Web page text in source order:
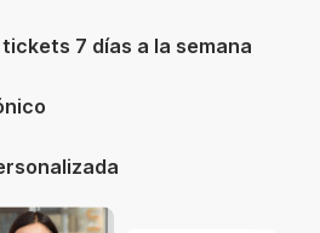
7 días a la semana